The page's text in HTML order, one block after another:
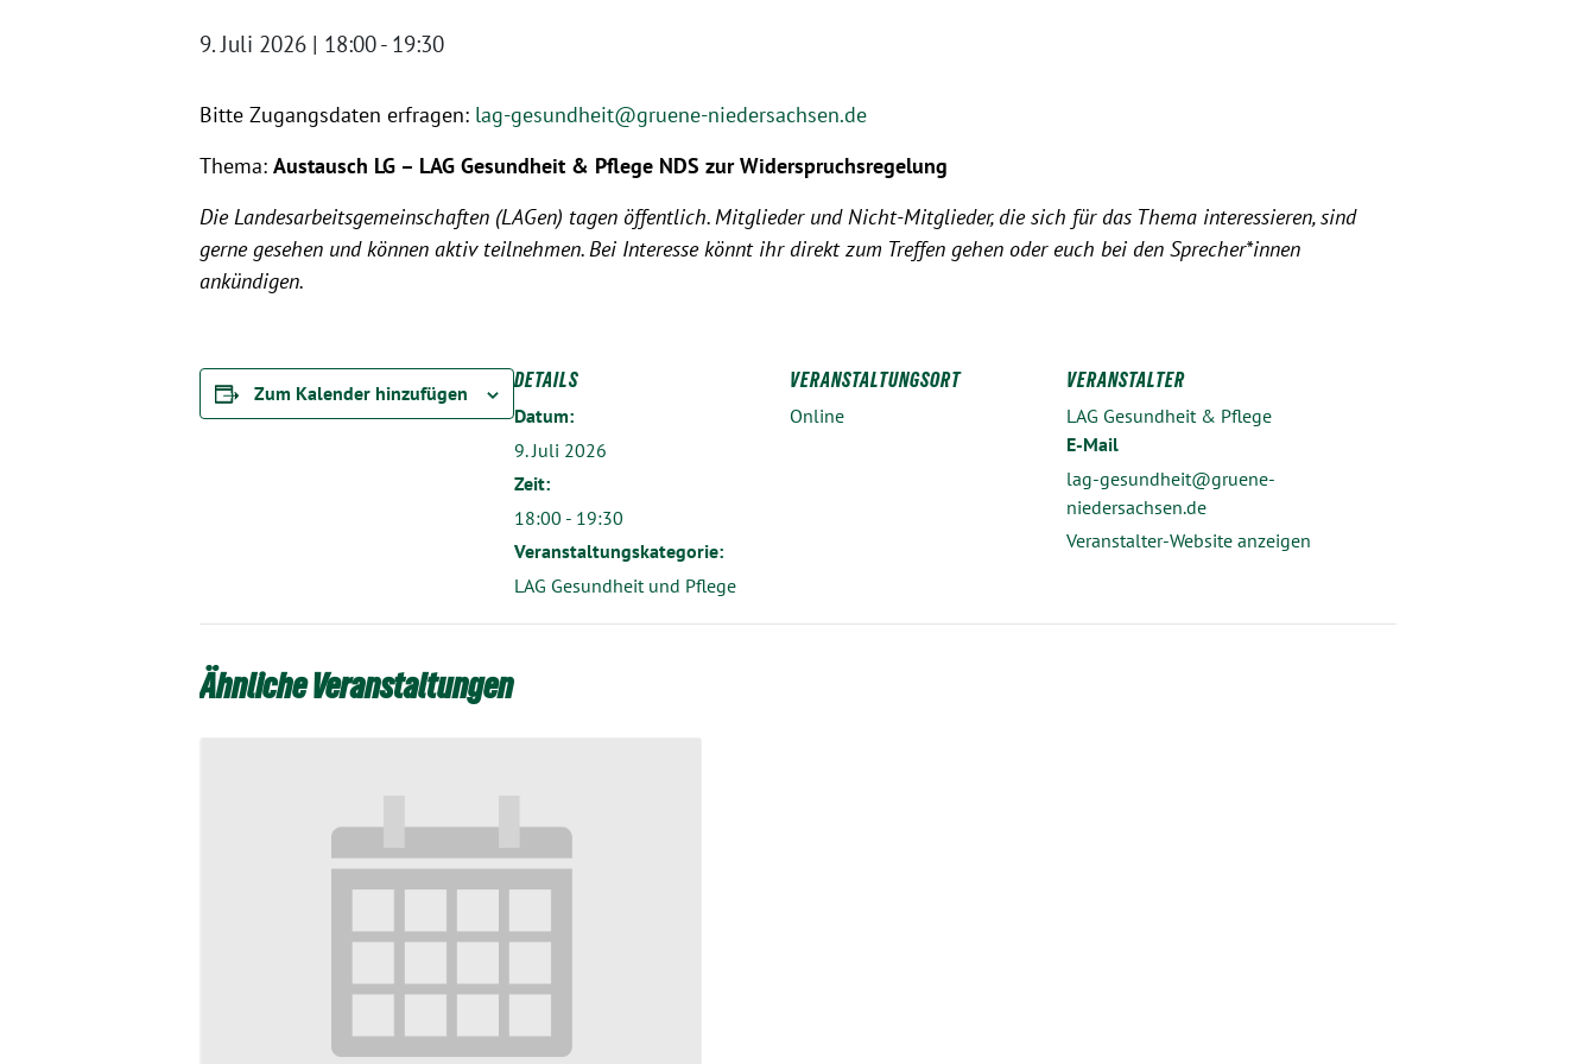
9. Juli 2026 | 18:00- 19:30
Bitte Zugangsdaten erfragen: lag-gesundheit@gruene-niedersachsen.de
Thema: Austausch LG – LAG Gesundheit & Pflege NDS zur Widerspruchsregelung
Die Landesarbeitsgemeinschaften (LAGen) tagen öffentlich. Mitglieder und Nicht-Mitglieder, die sich für das Thema interessieren, sind
gerne gesehen und können aktiv teilnehmen. Bei Interesse könnt ihr direkt zum Treffen gehen oder euch bei den Sprecher*innen
ankündigen.
Zum Kalender hinzufügen
DETAILS
Datum:
9. Juli 2026
Zeit:
18:00 - 19:30
Veranstaltungskategorie:
LAG Gesundheit und Pflege
VERANSTALTUNGSORT
Online
VERANSTALTER
LAG Gesundheit & Pflege
E-Mail
lag-gesundheit@gruene-
niedersachsen.de
Veranstalter-Website anzeigen
Ähnliche Veranstaltungen